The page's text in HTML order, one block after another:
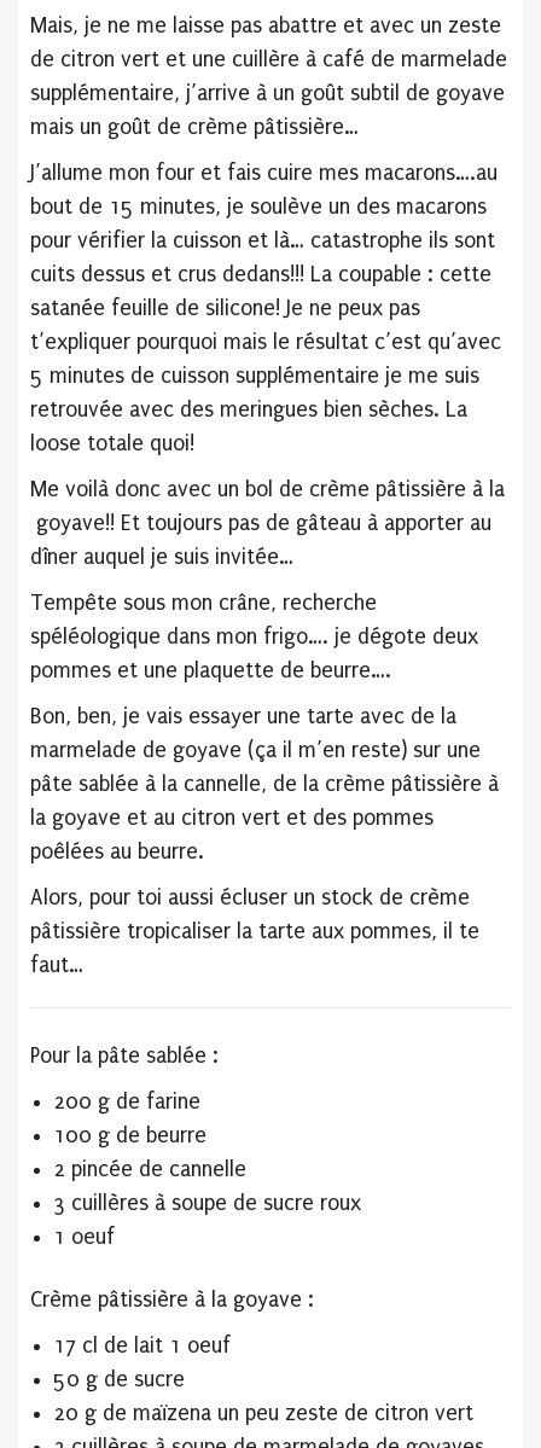
Mais, je ne me laisse pas abattre et avec un zeste
de citron vert et une cuillère à café de marmelade
supplémentaire, j’arrive à un goût subtil de goyave
mais un goût de crème pâtissière…
J’allume mon four et fais cuire mes macarons….au
bout de 15 minutes, je soulève un des macarons
pour vérifier la cuisson et là… catastrophe ils sont
cuits dessus et crus dedans!!! La coupable : cette
satanée feuille de silicone! Je ne peux pas
t’expliquer pourquoi mais le résultat c’est qu’avec
5 minutes de cuisson supplémentaire je me suis
retrouvée avec des meringues bien sèches. La
loose totale quoi!
Me voilà donc avec un bol de crème pâtissière à la
goyave!! Et toujours pas de gâteau à apporter au
dîner auquel je suis invitée…
Tempête sous mon crâne, recherche
spéléologique dans mon frigo…. je dégote deux
pommes et une plaquette de beurre….
Bon, ben, je vais essayer une tarte avec de la
marmelade de goyave (ça il m’en reste) sur une
pâte sablée à la cannelle, de la crème pâtissière à
la goyave et au citron vert et des pommes
poêlées au beurre.
Alors, pour toi aussi écluser un stock de crème
pâtissière tropicaliser la tarte aux pommes, il te
faut…
Pour la pâte sablée :
200 g de farine
100 g de beurre
2 pincée de cannelle
3 cuillères à soupe de sucre roux
1 oeuf
Crème pâtissière à la goyave :
17 cl de lait 1 oeuf
50 g de sucre
20 g de maïzena un peu zeste de citron vert